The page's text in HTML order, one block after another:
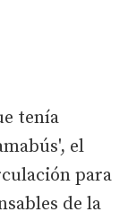
tenía
el
para
de la